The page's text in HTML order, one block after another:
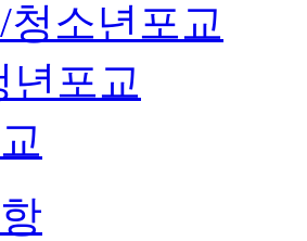
소년포교
년포교